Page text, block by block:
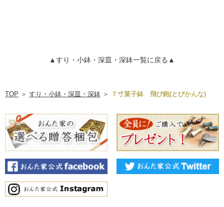
▲すり・小鉢・深皿・深鉢一覧に戻る▲
TOP ＞ すり・小鉢・深皿・深鉢 ＞ ７寸菓子鉢 飛び鉋(とびかんな)